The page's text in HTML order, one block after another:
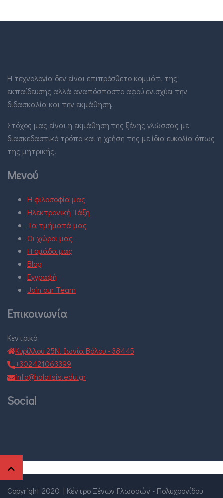
Η τεχνολογία δεν είναι επιπρόσθετο κομμάτι της
εκπαίδευσης αλλά αναπόσπαστο αφού ενισχύει την
διδασκαλία και την εκμάθηση.
Στόχος μας είναι η εκμάθηση της ξένης γλώσσας με
διασκεδαστικό τρόπο και η χρήση της με ίδια ευκολία όπως
της μητρικής.
Μενού
Η φιλοσοφία μας
Ηλεκτρονική Τάξη
Τα τμήματά μας
Οι χώροι μας
Η ομάδα μας
Blog
Εγγραφή
Join our Team
Επικοινωνία
Κεντρικό
Κυρίλλου 25Ν. Ιωνία Βόλου - 38445
+302421063399
info@halatsis.edu.gr
Social
Copyright 2020 | Κέντρο Ξένων Γλωσσών - Πολυχρονίδου